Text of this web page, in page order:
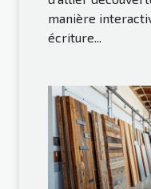
manière
écriture...